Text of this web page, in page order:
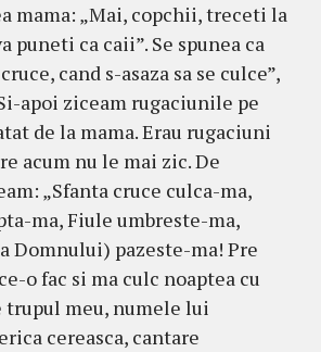
mama: „Mai, copchii, treceti la
puneti ca caii”. Se spunea ca
cand s-asaza sa se culce”,
apoi ziceam rugaciunile pe
de la mama. Erau rugaciuni
acum nu le mai zic. De
„Sfanta cruce culca-ma,
ma, Fiule umbreste-ma,
Domnului) pazeste-ma! Pre
o fac si ma culc noaptea cu
trupul meu, numele lui
cereasca, cantare